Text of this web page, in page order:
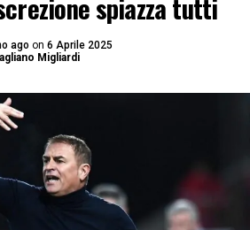
spiazza tutti
ago on 6 Aprile 2025
Migliardi